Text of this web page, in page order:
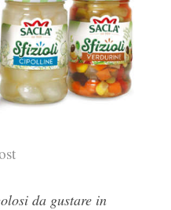
da gustare in